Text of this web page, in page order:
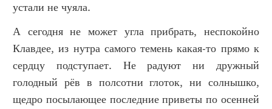
устали не чуяла.
А сегодня не может угла прибрать, неспокойно
Клавдее, из нутра самого темень какая-то прямо к
сердцу подступает. Не радуют ни дружный
голодный рёв в полсотни глоток, ни солнышко,
щедро посылающее последние приветы по осенней